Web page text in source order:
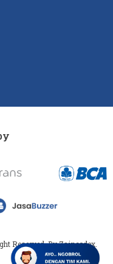
Reserved. By Zaincodex.